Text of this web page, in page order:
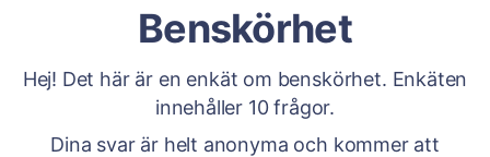
Benskörhet
Hej! Det här är en enkät om benskörhet. Enkäten
innehåller 10 frågor.
Dina svar är helt anonyma och kommer att